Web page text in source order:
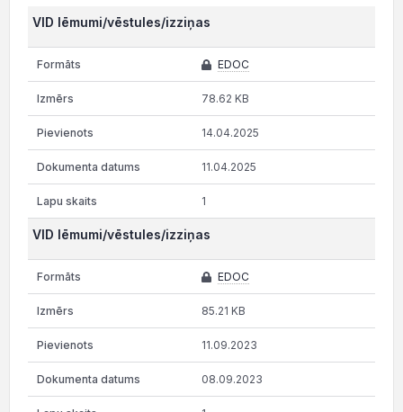
VID lēmumi/vēstules/izziņas
EDOC
78.62 KB
14.04.2025
11.04.2025
1
VID lēmumi/vēstules/izziņas
EDOC
85.21 KB
11.09.2023
08.09.2023